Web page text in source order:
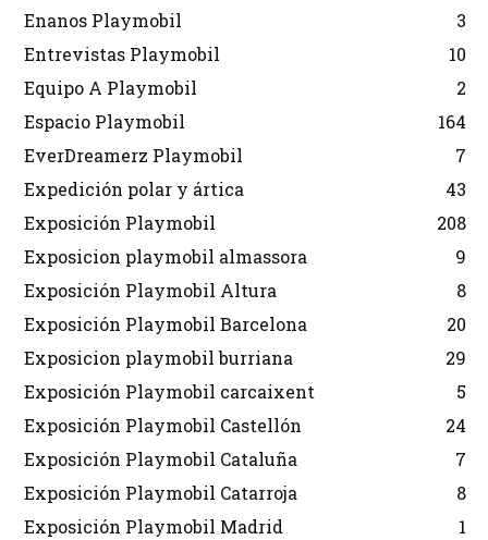
Enanos Playmobil
3
Entrevistas Playmobil
10
Equipo A Playmobil
2
Espacio Playmobil
164
EverDreamerz Playmobil
7
Expedición polar y ártica
43
Exposición Playmobil
208
Exposicion playmobil almassora
9
Exposición Playmobil Altura
8
Exposición Playmobil Barcelona
20
Exposicion playmobil burriana
29
Exposición Playmobil carcaixent
5
Exposición Playmobil Castellón
24
Exposición Playmobil Cataluña
7
Exposición Playmobil Catarroja
8
Exposición Playmobil Madrid
1